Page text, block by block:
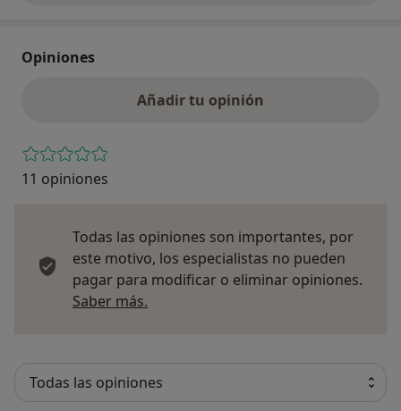
Opiniones
Añadir tu opinión
11 opiniones
Todas las opiniones son importantes, por
este motivo, los especialistas no pueden
pagar para modificar o eliminar opiniones.
Saber más.